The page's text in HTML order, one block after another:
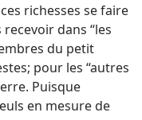
richesses se faire
dans “les
du petit
pour les “autres
Puisque
en mesure de